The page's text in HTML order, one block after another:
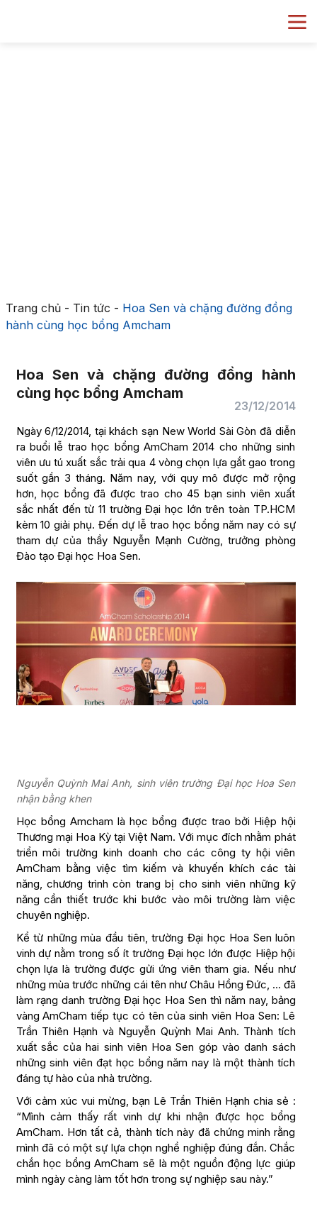
Trang chủ- Tin tức - Hoa Sen và chặng đường đồng
hành cùng học bổng Amcham
Hoa Sen và chặng đường đồng hành
cùng học bổng Amcham
23/12/2014
Ngày 6/12/2014, tại khách sạn New World Sài Gòn đã diễn
ra buổi lễ trao học bổng AmCham 2014 cho những sinh
viên ưu tú xuất sắc trải qua 4 vòng chọn lựa gắt gao trong
suốt gần 3 tháng. Năm nay, với quy mô được mở rộng
hơn, học bổng đã được trao cho 45 bạn sinh viên xuất
sắc nhất đến từ 11 trường Đại học lớn trên toàn TP.HCM
kèm 10 giải phụ. Đến dự lễ trao học bổng năm nay có sự
tham dự của thầy Nguyễn Mạnh Cường, trưởng phòng
Đào tạo Đại học Hoa Sen.
Nguyễn Quỳnh Mai Anh, sinh viên trường Đại học Hoa Sen
nhận bằng khen
Học bổng Amcham là học bổng được trao bởi Hiệp hội
Thương mại Hoa Kỳ tại Việt Nam. Với mục đích nhằm phát
triển môi trường kinh doanh cho các công ty hội viên
AmCham bằng việc tìm kiếm và khuyến khích các tài
năng, chương trình còn trang bị cho sinh viên những kỹ
năng cần thiết trước khi bước vào môi trường làm việc
chuyên nghiệp.
Kể từ những mùa đầu tiên, trường Đại học Hoa Sen luôn
vinh dự nằm trong số ít trường Đại học lớn được Hiệp hội
chọn lựa là trường được gửi ứng viên tham gia. Nếu như
những mùa trước những cái tên như Châu Hồng Đức, … đã
làm rạng danh trường Đại học Hoa Sen thì năm nay, bảng
vàng AmCham tiếp tục có tên của sinh viên Hoa Sen: Lê
Trần Thiên Hạnh và Nguyễn Quỳnh Mai Anh. Thành tích
xuất sắc của hai sinh viên Hoa Sen góp vào danh sách
những sinh viên đạt học bổng năm nay là một thành tích
đáng tự hào của nhà trường.
Với cảm xúc vui mừng, bạn Lê Trần Thiên Hạnh chia sẻ :
“Mình cảm thấy rất vinh dự khi nhận được học bổng
AmCham. Hơn tất cả, thành tích này đã chứng minh rằng
mình đã có một sự lựa chọn nghề nghiệp đúng đắn. Chắc
chắn học bổng AmCham sẽ là một nguồn động lực giúp
mình ngày càng làm tốt hơn trong sự nghiệp sau này.”